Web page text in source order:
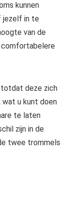
kunnen
jezelf in te
van de
deze zich
wat u kunt doen
te laten
zijn in de
twee trommels